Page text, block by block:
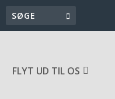
FLYT UD TIL OS